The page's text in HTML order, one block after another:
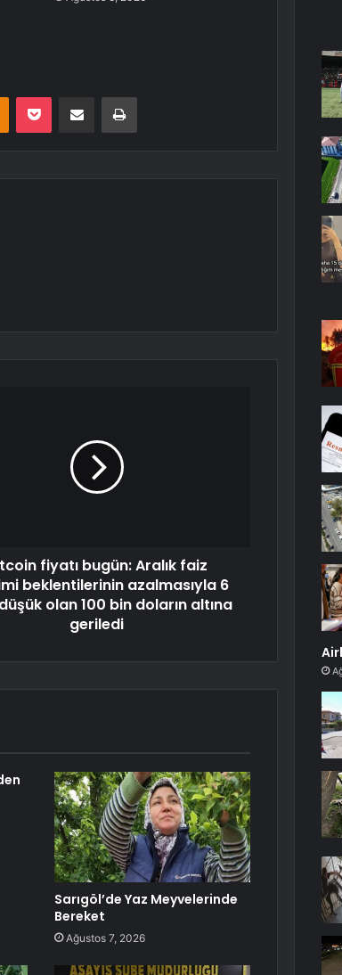
Odnoklassniki
Pocket E-Posta ile paylaş Yazdır
fiyatı bugün: Aralık faiz
beklentilerinin azalmasıyla 6
olan 100 bin doların altına
geriledi
Sarıgöl’de Yaz Meyvelerinde
Bereket
Ağustos 7, 2026